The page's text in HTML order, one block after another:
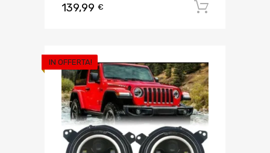
139,99 €
IN OFFERTA!